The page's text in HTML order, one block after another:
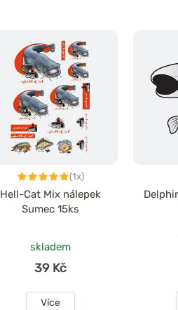
(1x)
Hell-Cat Mix nálepek
Sumec 15ks
skladem
39 Kč
Více